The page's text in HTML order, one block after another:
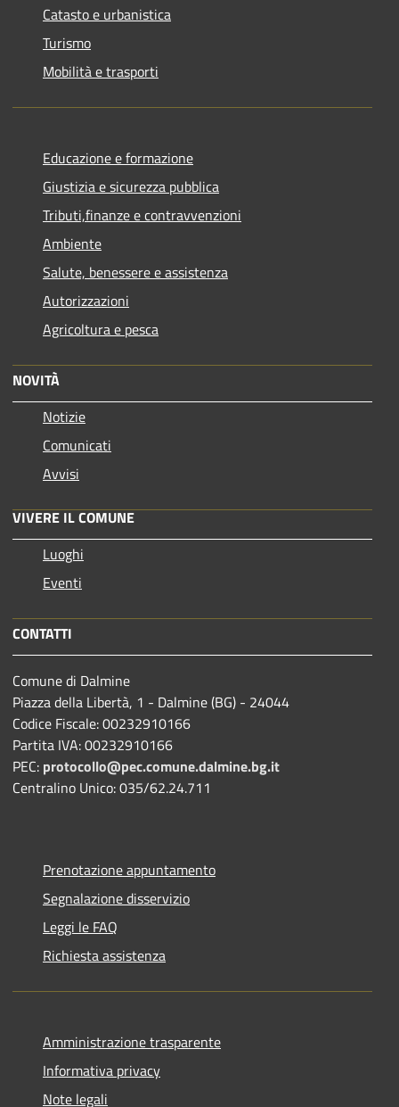
Catasto e urbanistica
Turismo
Mobilità e trasporti
Educazione e formazione
Giustizia e sicurezza pubblica
Tributi,finanze e contravvenzioni
Ambiente
Salute, benessere e assistenza
Autorizzazioni
Agricoltura e pesca
NOVITÀ
Notizie
Comunicati
Avvisi
VIVERE IL COMUNE
Luoghi
Eventi
CONTATTI
Comune di Dalmine
Piazza della Libertà, 1 - Dalmine (BG) - 24044
Codice Fiscale: 00232910166
Partita IVA: 00232910166
PEC: protocollo@pec.comune.dalmine.bg.it
Centralino Unico: 035/62.24.711
Prenotazione appuntamento
Segnalazione disservizio
Leggi le FAQ
Richiesta assistenza
Amministrazione trasparente
Informativa privacy
Note legali